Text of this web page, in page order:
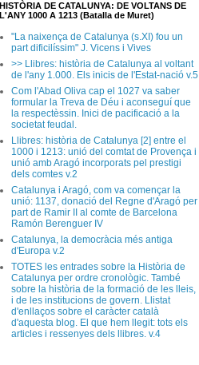
HISTÒRIA DE CATALUNYA: DE VOLTANS DE
L'ANY 1000 A 1213 (Batalla de Muret)
"La naixença de Catalunya (s.XI) fou un
part dificilíssim" J. Vicens i Vives
>> Llibres: història de Catalunya al voltant
de l'any 1.000. Els inicis de l'Estat-nació v.5
Com l'Abad Oliva cap el 1027 va saber
formular la Treva de Déu i aconseguí que
la respectèssin. Inici de pacificació a la
societat feudal.
Llibres: història de Catalunya [2] entre el
1000 i 1213: unió del comtat de Provença i
unió amb Aragó incorporats pel prestigi
dels comtes v.2
Catalunya i Aragó, com va començar la
unió: 1137, donació del Regne d'Aragó per
part de Ramir II al comte de Barcelona
Ramón Berenguer IV
Catalunya, la democràcia més antiga
d'Europa v.2
TOTES les entrades sobre la Història de
Catalunya per ordre cronològic. També
sobre la història de la formació de les lleis,
i de les institucions de govern. Llistat
d'enllaços sobre el caràcter català
d'aquesta blog. El que hem llegit: tots els
articles i ressenyes dels llibres. v.4